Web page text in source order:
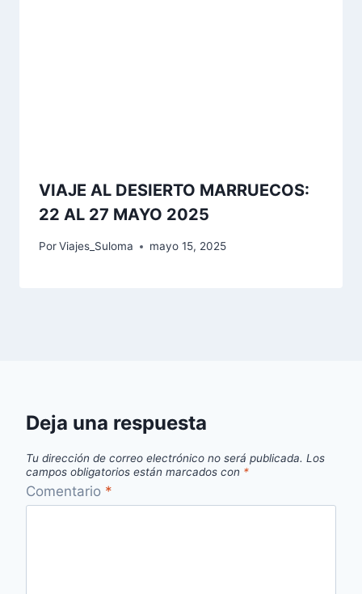
VIAJE AL DESIERTO MARRUECOS:
22 AL 27 MAYO 2025
PorViajes_Suloma mayo 15, 2025
Deja una respuesta
Tu dirección de correo electrónico no será publicada. Los
campos obligatorios están marcados con *
Comentario *